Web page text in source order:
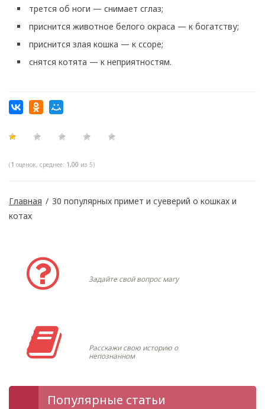
трется об ноги — снимает сглаз;
приснится животное белого окраса — к богатству;
приснится злая кошка — к ссоре;
снятся котята — к неприятностям.
(1 оценок, среднее: 1,00 из 5)
Главная / 30 популярных примет и суеверий о кошках и
котах
Задайте свой вопрос магу
Расскажи свою историю о
непознанном
Популярные статьи